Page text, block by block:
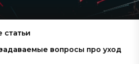
статьи
вопросы про уход